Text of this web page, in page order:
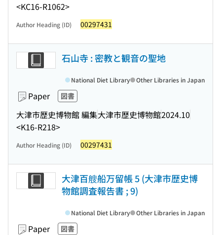
<KC16-R1062>
Author Heading (ID) 00297431
石山寺 : 密教と観音の聖地
Paper 図書
大津市歴史博物館 編集大津市歴史博物館2024.10
<K16-R218>
National Diet Library Other Libraries in Japan
Author Heading (ID) 00297431
大津百艘船万留帳 5 (大津市歴史博
物館調査報告書 ; 9)
Paper 図書
National Diet Library Other Libraries in Japan